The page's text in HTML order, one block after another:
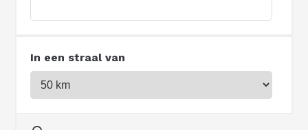
In een straal van